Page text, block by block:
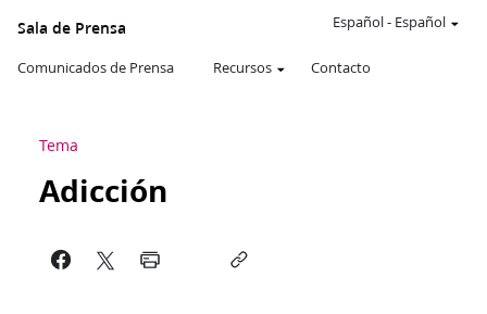
Sala de Prensa
Comunicados de Prensa Recursos Contacto
Español- Español
Tema
Adicción